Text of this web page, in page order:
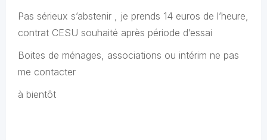
Pas sérieux s’abstenir , je prends 14 euros de l’heure,
contrat CESU souhaité après période d’essai
Boites de ménages, associations ou intérim ne pas
me contacter
à bientôt